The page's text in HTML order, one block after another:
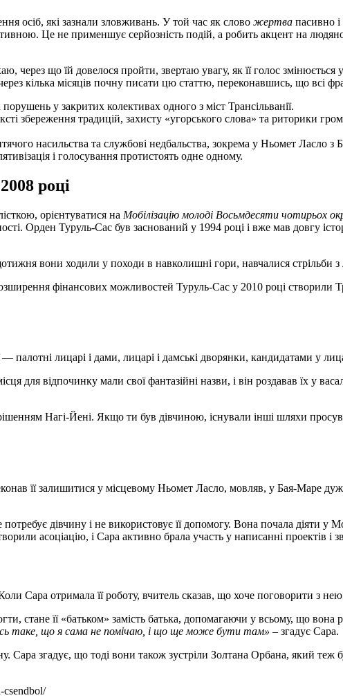
осіб, які зазнали зловживань. У той час як слово жертва пасивно і
Це не применшує серйозність подій, а робить акцент на
через що їй довелося пройти, звертаю увагу, як її голос
кілька місяців почну писати цю статтю, переконавшись, що всі
у закритих колективах одного з міст Трансільванії.
збереження традицій, захисту «угорського слова» та риторики
насильства та службові недбальства, зокрема у Ньомет Ласло з
і голосування протистоять одне одному.
році
орієнтуватися на Мобілізацію молоді Восьмдесяти чотирьох
Орден Туруль-Сас був заснований у 1994 році і вже мав довгу
вони ходили у походи в навколишні гори, навчалися стрільби з
фінансових можливостей Туруль-Сас у 2010 році створили
лицарі і дами, лицарі і дамські дворянки, кандидатами у
для відпочинку мали свої фантазійні назви, і він роздавав їх у
Нагі-Йені. Якщо ти був дівчиною, існували інші шляхи
її залишитися у місцевому Ньомет Ласло, мовляв, у Бая-Маре
дівчину і не використовує її допомогу. Вона почала діяти у
асоціацію, і Сара активно брала участь у написанні проектів і
Сара отримала її роботу, вчитель сказав, що хоче поговорити з нею
стане її «батьком» замість батька, допомагаючи у всьому, що вона
таке, що я сама не помічаю, і що ще може бути там» – згадує Сара.
Сара згадує, що тоді вони також зустріли Золтана Орбана, який теж
csendbol/